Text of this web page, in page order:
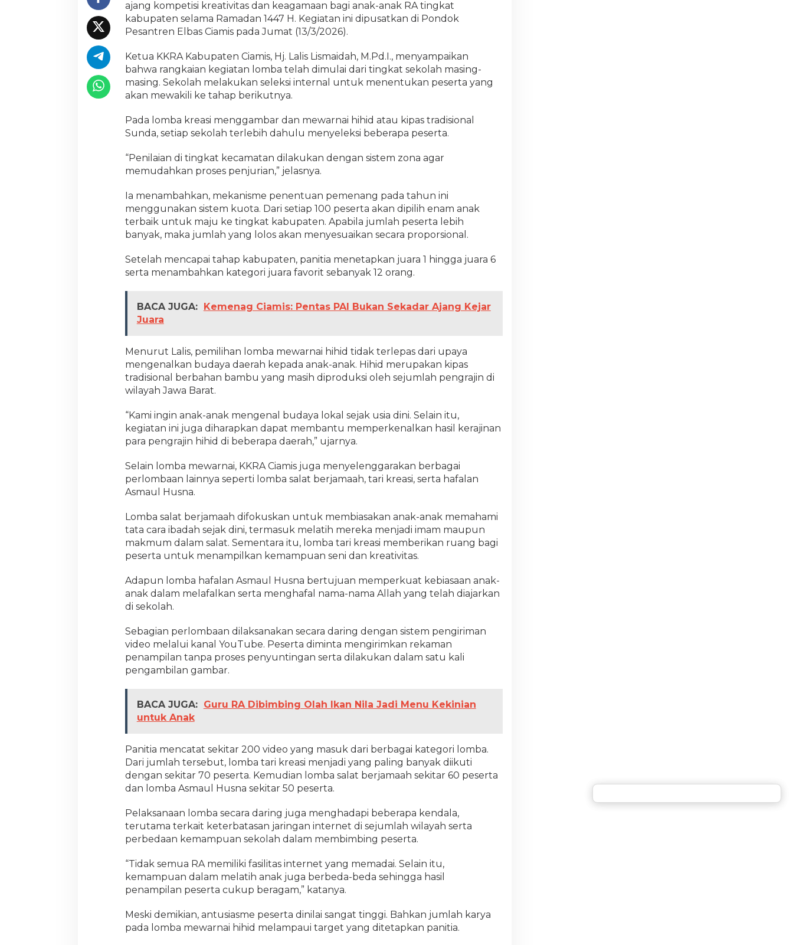
L
e
w
B
e
r
a
m
L
m
a
d
u
k
t
f
ajang kompetisi kreativitas dan keagamaan bagi anak-anak RA tingkat
kabupaten selama Ramadan 1447 H. Kegiatan ini dipusatkan di Pondok
Pesantren Elbas Ciamis pada Jumat (13/3/2026).
Ketua KKRA Kabupaten Ciamis, Hj. Lalis Lismaidah, M.Pd.I., menyampaikan
bahwa rangkaian kegiatan lomba telah dimulai dari tingkat sekolah masing-
masing. Sekolah melakukan seleksi internal untuk menentukan peserta yang
akan mewakili ke tahap berikutnya.
Pada lomba kreasi menggambar dan mewarnai hihid atau kipas tradisional
Sunda, setiap sekolah terlebih dahulu menyeleksi beberapa peserta.
“Penilaian di tingkat kecamatan dilakukan dengan sistem zona agar
memudahkan proses penjurian,” jelasnya.
Ia menambahkan, mekanisme penentuan pemenang pada tahun ini
menggunakan sistem kuota. Dari setiap 100 peserta akan dipilih enam anak
terbaik untuk maju ke tingkat kabupaten. Apabila jumlah peserta lebih
banyak, maka jumlah yang lolos akan menyesuaikan secara proporsional.
Setelah mencapai tahap kabupaten, panitia menetapkan juara 1 hingga juara 6
serta menambahkan kategori juara favorit sebanyak 12 orang.
BACA JUGA: Kemenag Ciamis: Pentas PAI Bukan Sekadar Ajang Kejar
Juara
Menurut Lalis, pemilihan lomba mewarnai hihid tidak terlepas dari upaya
mengenalkan budaya daerah kepada anak-anak. Hihid merupakan kipas
tradisional berbahan bambu yang masih diproduksi oleh sejumlah pengrajin di
wilayah Jawa Barat.
“Kami ingin anak-anak mengenal budaya lokal sejak usia dini. Selain itu,
kegiatan ini juga diharapkan dapat membantu memperkenalkan hasil kerajinan
para pengrajin hihid di beberapa daerah,” ujarnya.
Selain lomba mewarnai, KKRA Ciamis juga menyelenggarakan berbagai
perlombaan lainnya seperti lomba salat berjamaah, tari kreasi, serta hafalan
Asmaul Husna.
Lomba salat berjamaah difokuskan untuk membiasakan anak-anak memahami
tata cara ibadah sejak dini, termasuk melatih mereka menjadi imam maupun
makmum dalam salat. Sementara itu, lomba tari kreasi memberikan ruang bagi
peserta untuk menampilkan kemampuan seni dan kreativitas.
Adapun lomba hafalan Asmaul Husna bertujuan memperkuat kebiasaan anak-
anak dalam melafalkan serta menghafal nama-nama Allah yang telah diajarkan
di sekolah.
Sebagian perlombaan dilaksanakan secara daring dengan sistem pengiriman
video melalui kanal YouTube. Peserta diminta mengirimkan rekaman
penampilan tanpa proses penyuntingan serta dilakukan dalam satu kali
pengambilan gambar.
BACA JUGA: Guru RA Dibimbing Olah Ikan Nila Jadi Menu Kekinian
untuk Anak
Panitia mencatat sekitar 200 video yang masuk dari berbagai kategori lomba.
Dari jumlah tersebut, lomba tari kreasi menjadi yang paling banyak diikuti
dengan sekitar 70 peserta. Kemudian lomba salat berjamaah sekitar 60 peserta
dan lomba Asmaul Husna sekitar 50 peserta.
Pelaksanaan lomba secara daring juga menghadapi beberapa kendala,
terutama terkait keterbatasan jaringan internet di sejumlah wilayah serta
perbedaan kemampuan sekolah dalam membimbing peserta.
“Tidak semua RA memiliki fasilitas internet yang memadai. Selain itu,
kemampuan dalam melatih anak juga berbeda-beda sehingga hasil
penampilan peserta cukup beragam,” katanya.
Meski demikian, antusiasme peserta dinilai sangat tinggi. Bahkan jumlah karya
pada lomba mewarnai hihid melampaui target yang ditetapkan panitia.